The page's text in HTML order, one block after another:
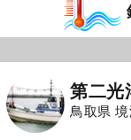
第二光
鳥取県